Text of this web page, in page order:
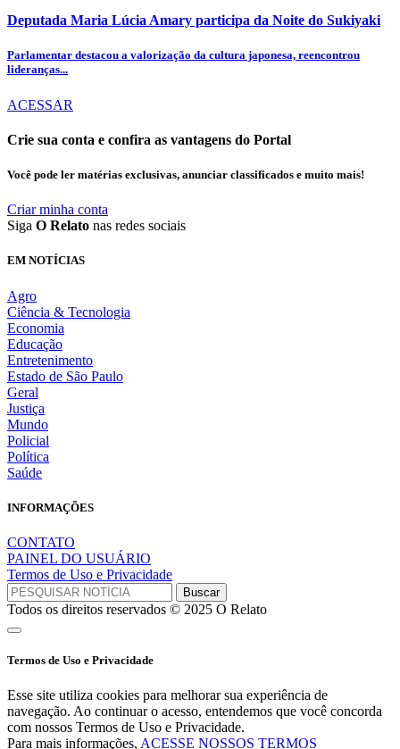
Deputada Maria Lúcia Amary participa da Noite do Sukiyaki
Parlamentar destacou a valorização da cultura japonesa, reencontrou
lideranças...
ACESSAR
Crie sua conta e confira as vantagens do Portal
Você pode ler matérias exclusivas, anunciar classificados e muito mais!
Criar minha conta
Siga O Relato nas redes sociais
EM NOTÍCIAS
Agro
Ciência & Tecnologia
Economia
Educação
Entretenimento
Estado de São Paulo
Geral
Justiça
Mundo
Policial
Política
Saúde
INFORMAÇÕES
CONTATO
PAINEL DO USUÁRIO
Termos de Uso e Privacidade
Todos os direitos reservados © 2025 O Relato
Termos de Uso e Privacidade
Esse site utiliza cookies para melhorar sua experiência de
navegação. Ao continuar o acesso, entendemos que você concorda
com nossos Termos de Uso e Privacidade.
Para mais informações, ACESSE NOSSOS TERMOS